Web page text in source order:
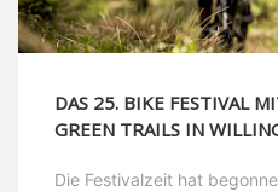
DAS 25. BIKE FESTIVAL
GREEN TRAILS IN
Die Festivalzeit hat